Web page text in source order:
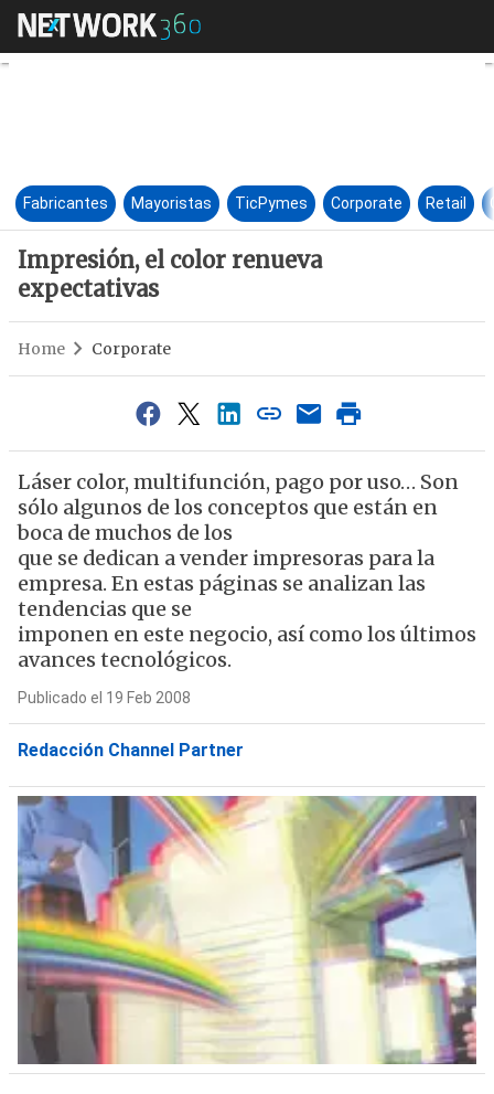
Impresión, el color renueva
Fabricantes Mayoristas TicPymes Corporate Retail
Impresión, el color renueva
expectativas
Home Corporate
Láser color, multifunción, pago por uso… Son
sólo algunos de los conceptos que están en
boca de muchos de los
que se dedican a vender impresoras para la
empresa. En estas páginas se analizan las
tendencias que se
imponen en este negocio, así como los últimos
avances tecnológicos.
Publicado el 19 Feb 2008
Redacción Channel Partner